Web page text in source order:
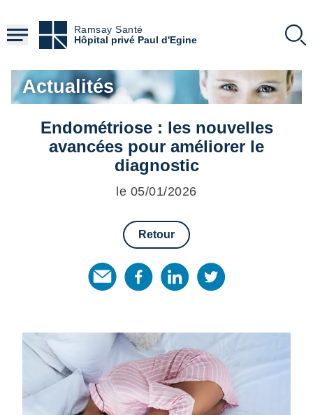
contenu
principal
Ramsay Santé
Hôpital privé Paul d'Egine
Actualités
Endométriose : les nouvelles
avancées pour améliorer le
diagnostic
le 05/01/2026
Retour